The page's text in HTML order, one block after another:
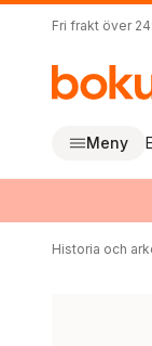
Fri frakt över
Meny
Historia och